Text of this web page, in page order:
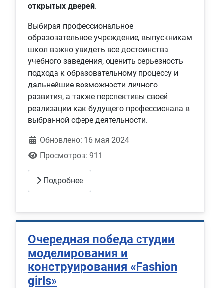
открытых дверей.
Выбирая профессиональное
образовательное учреждение, выпускникам
школ важно увидеть все достоинства
учебного заведения, оценить серьезность
подхода к образовательному процессу и
дальнейшие возможности личного
развития, а также перспективы своей
реализации как будущего профессионала в
выбранной сфере деятельности.
Обновлено: 16 мая 2024
Просмотров: 911
Подробнее
Очередная победа студии
моделирования и
конструирования «Fashion
girls»